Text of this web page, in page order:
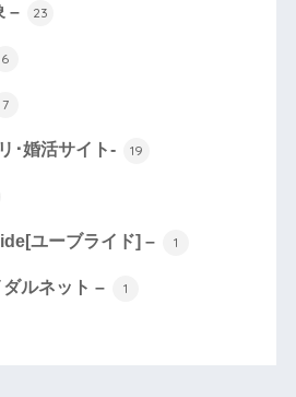
– 23
6
7
･婚活サイト- 19
ユーブライド] – 1
ルネット – 1